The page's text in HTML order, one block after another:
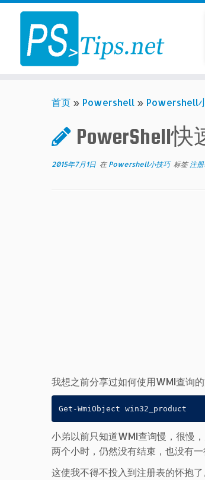
Skip
content
首页 » Powershell » Powershell
PowerShell
2015年7月1日 在 Powershell小技巧 标签注
我想之前分享过如何使用WMI查询
Get-WmiObject win32_product
小弟以前只知道WMI查询慢，很慢
两个小时，仍然没有结束，也没有一
这使我不得不投入到注册表的怀抱